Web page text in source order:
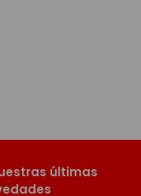
últimas